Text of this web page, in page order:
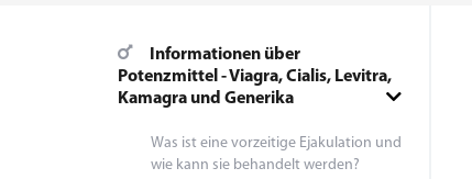
Informationen über
Potenzmittel - Viagra, Cialis, Levitra,
Kamagra und Generika
Was ist eine vorzeitige Ejakulation und
wie kann sie behandelt werden?